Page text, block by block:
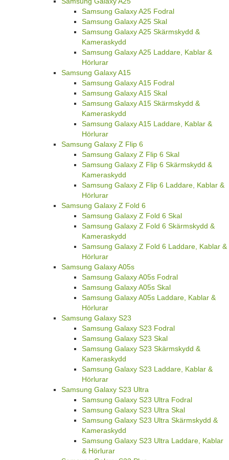
Samsung Galaxy A25 Fodral
Samsung Galaxy A25 Skal
Samsung Galaxy A25 Skärmskydd &
Kameraskydd
Samsung Galaxy A25 Laddare, Kablar &
Hörlurar
Samsung Galaxy A15
Samsung Galaxy A15 Fodral
Samsung Galaxy A15 Skal
Samsung Galaxy A15 Skärmskydd &
Kameraskydd
Samsung Galaxy A15 Laddare, Kablar &
Hörlurar
Samsung Galaxy Z Flip 6
Samsung Galaxy Z Flip 6 Skal
Samsung Galaxy Z Flip 6 Skärmskydd &
Kameraskydd
Samsung Galaxy Z Flip 6 Laddare, Kablar &
Hörlurar
Samsung Galaxy Z Fold 6
Samsung Galaxy Z Fold 6 Skal
Samsung Galaxy Z Fold 6 Skärmskydd &
Kameraskydd
Samsung Galaxy Z Fold 6 Laddare, Kablar &
Hörlurar
Samsung Galaxy A05s
Samsung Galaxy A05s Fodral
Samsung Galaxy A05s Skal
Samsung Galaxy A05s Laddare, Kablar &
Hörlurar
Samsung Galaxy S23
Samsung Galaxy S23 Fodral
Samsung Galaxy S23 Skal
Samsung Galaxy S23 Skärmskydd &
Kameraskydd
Samsung Galaxy S23 Laddare, Kablar &
Hörlurar
Samsung Galaxy S23 Ultra
Samsung Galaxy S23 Ultra Fodral
Samsung Galaxy S23 Ultra Skal
Samsung Galaxy S23 Ultra Skärmskydd &
Kameraskydd
Samsung Galaxy S23 Ultra Laddare, Kablar
& Hörlurar